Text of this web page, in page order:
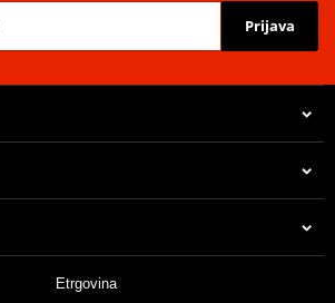
Prijava
Etrgovina